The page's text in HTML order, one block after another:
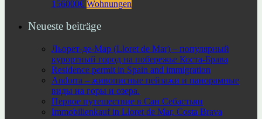
156000€ Wohnungen
Neueste beiträge
Льорет-де-Мар (Lloret de Mar) – популярный
курортный город на побережье Коста-Брава
Residence permit in Spain and immigration
Andorra – живописные пейзажи и панорамные
виды на горы и озера.
Первое путешествие в Сан Себастьян
Immobilienkauf in Lloret de Mar, Costa Brava